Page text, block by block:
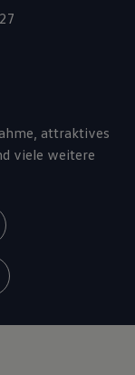
attraktives
viele weitere